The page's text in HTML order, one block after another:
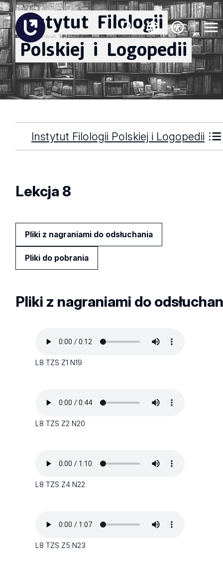
Instytut Filologii
Polskiej i Logopedii
Instytut Filologii Polskiej i Logopedii
Lekcja 8
Pliki z nagraniami do odsłuchania
Pliki do pobrania
Pliki z nagraniami do
L8 TZS Z1 N19
L8 TZS Z2 N20
L8 TZS Z4 N22
L8 TZS Z5 N23